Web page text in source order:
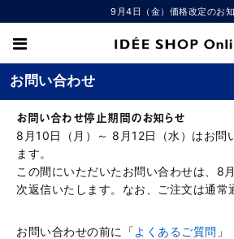
9月4日（金）価格改定のお
お問い合わせ
お問い合わせ停止期間のお知らせ
8月10日（月）～ 8月12日（水）はお問
ます。
この間にいただいたお問い合わせは、8
次返信いたします。なお、ご注文は通常
お問い合わせの前に「よくあるご質問 」